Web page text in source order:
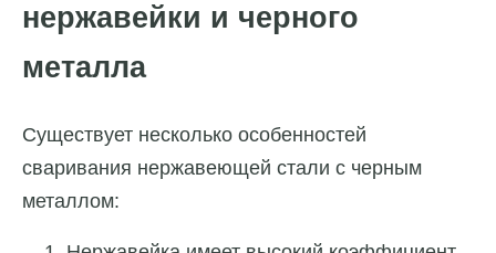
нержавейки и черного
металла
Существует несколько особенностей
сваривания нержавеющей стали с черным
металлом: